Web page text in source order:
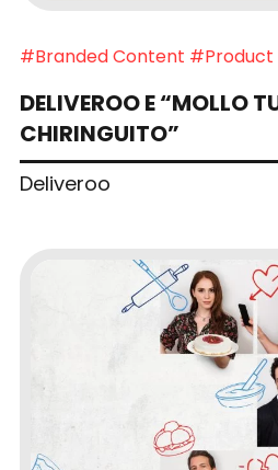
#Branded Content #Product
DELIVEROO E “MOLLO
CHIRINGUITO”
Deliveroo